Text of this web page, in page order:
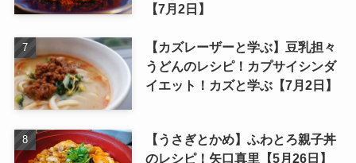
【7月2日】
【カズレーザーと学ぶ】豆乳担々
うどんのレシピ！カプサイシンダ
イエット！カズと学ぶ【7月2日】
【うさぎとかめ】ふわとろ親子丼
のレシピ！矢口真里【5月26日】